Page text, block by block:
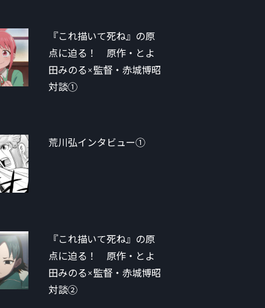
『これ描いて死ね』の原
点に迫る！ 原作・とよ
田みのる×監督・赤城博昭
対談①
荒川弘インタビュー①
『これ描いて死ね』の原
点に迫る！ 原作・とよ
田みのる×監督・赤城博昭
対談②